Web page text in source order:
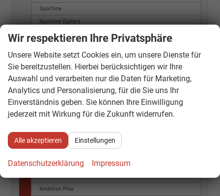
Sportline
Sportline Explore
Octavia Combi
AMBITION G-TEC
Active
Active Combi
Ambition (MJ 2015)
Ambition (MJ 2016)
Ambition 2.0 TDI
Ambition Plus
Wir respektieren Ihre Privatsphäre
Unsere Website setzt Cookies ein, um unsere Dienste für
Sie bereitzustellen. Hierbei berücksichtigen wir Ihre
Auswahl und verarbeiten nur die Daten für Marketing,
Analytics und Personalisierung, für die Sie uns Ihr
Einverständnis geben. Sie können Ihre Einwilligung
jederzeit mit Wirkung für die Zukunft widerrufen.
Alle akzeptieren Einstellungen
Datenschutzerklärung Impressum